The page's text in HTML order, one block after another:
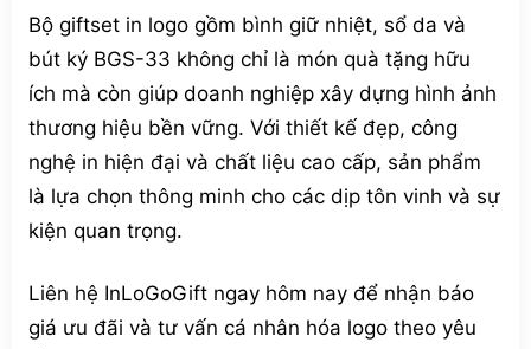
Bộ giftset in logo gồm bình giữ nhiệt, sổ da và
bút ký BGS-33 không chỉ là món quà tặng hữu
ích mà còn giúp doanh nghiệp xây dựng hình ảnh
thương hiệu bền vững. Với thiết kế đẹp, công
nghệ in hiện đại và chất liệu cao cấp, sản phẩm
là lựa chọn thông minh cho các dịp tôn vinh và sự
kiện quan trọng.
Liên hệ InLoGoGift ngay hôm nay để nhận báo
giá ưu đãi và tư vấn cá nhân hóa logo theo yêu